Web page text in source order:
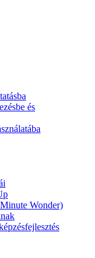
és
Wonder)